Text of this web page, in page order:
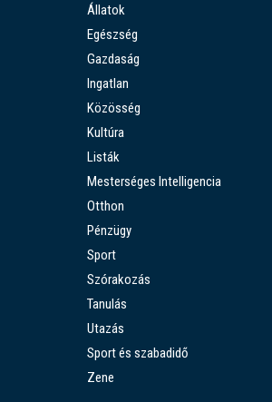
Állatok
Egészség
Gazdaság
Ingatlan
Közösség
Kultúra
Listák
Mesterséges Intelligencia
Otthon
Pénzügy
Sport
Szórakozás
Tanulás
Utazás
Sport és szabadidő
Zene